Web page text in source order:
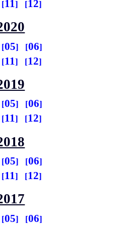
11 12
05
06
11 12
05
06
11 12
05
06
11 12
05
06